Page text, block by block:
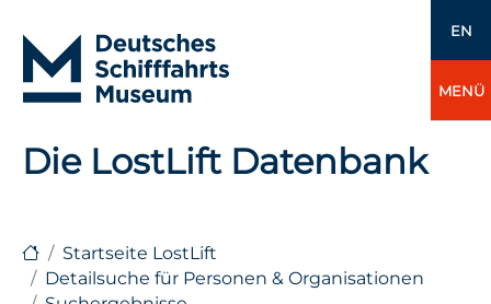
EN
MENÜ
Die LostLift Datenbank
Startseite LostLift
Detailsuche für Personen & Organisationen